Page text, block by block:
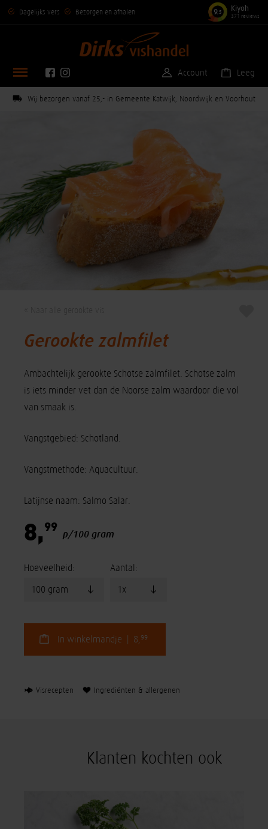
9,5 Kiyoh
371 reviews
Dagelijks vers Bezorgen en afhalen
Account Leeg
Wij bezorgen vanaf 25,- in Gemeente Katwijk, Noordwijk en Voorhout
Gerookte zalmfilet
Ambachtelijk gerookte Schotse zalmfilet. Schotse zalm
is iets minder vet dan de Noorse zalm waardoor die vol
van smaak is.
Vangstgebied: Schotland.
Vangstmethode: Aquacultuur.
Latijnse naam: Salmo Salar.
8, 99
p/100 gram
Hoeveelheid: Aantal:
In winkelmandje | 8, 99
Visrecepten Ingrediënten & allergenen
Klanten kochten ook